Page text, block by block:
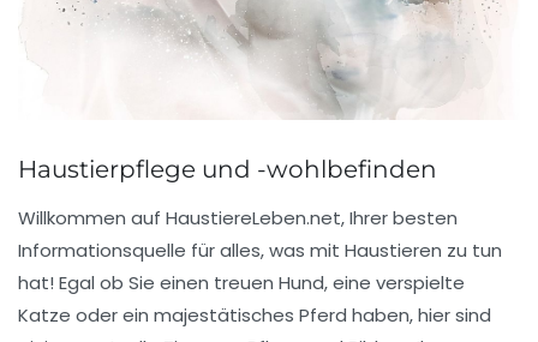
Haustierpflege und -wohlbefinden
Willkommen auf HaustiereLeben.net, Ihrer besten
Informationsquelle für alles, was mit Haustieren zu tun
hat! Egal ob Sie einen treuen Hund, eine verspielte
Katze oder ein majestätisches Pferd haben, hier sind